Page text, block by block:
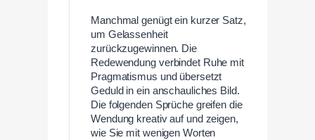
Manchmal genügt ein kurzer Satz,
um Gelassenheit
zurückzugewinnen. Die
Redewendung verbindet Ruhe mit
Pragmatismus und übersetzt
Geduld in ein anschauliches Bild.
Die folgenden Sprüche greifen die
Wendung kreativ auf und zeigen,
wie Sie mit wenigen Worten